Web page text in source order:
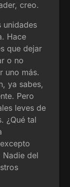
creo.
unidades
Hace
que dejar
o no
uno más.
ya sabes,
Pero
leves de
¿Qué tal
Nadie del